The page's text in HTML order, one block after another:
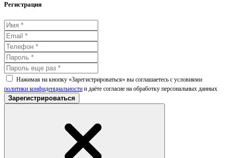
Регистрация
Нажимая на кнопку «Зарегистрироваться» вы соглашаетесь с условиями
политики конфиденциальности и даёте согласие на обработку персональных данных
Зарегистрироваться